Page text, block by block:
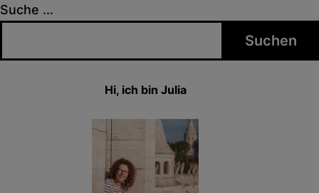
Suche ...
Suchen
Hi, ich bin Julia